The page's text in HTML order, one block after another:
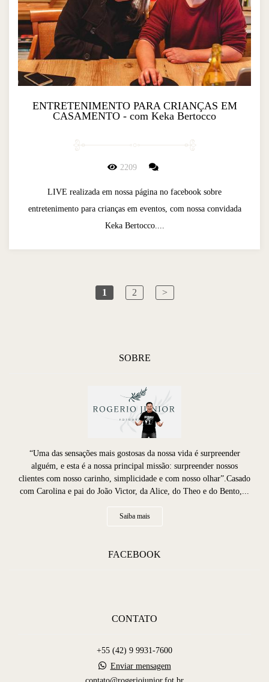
ENTRETENIMENTO PARA CRIANÇAS EM
CASAMENTO - com Keka Bertocco
2209
LIVE realizada em nossa página no facebook sobre
entretenimento para crianças em eventos, com nossa convidada
Keka Bertocco....
1 2 >
SOBRE
“Uma das sensações mais gostosas da nossa vida é surpreender
alguém, e esta é a nossa principal missão: surpreender nossos
clientes com nosso carinho, simplicidade e com nosso olhar”.Casado
com Carolina e pai do João Victor, da Alice, do Theo e do Bento,...
Saiba mais
FACEBOOK
CONTATO
+55 (42) 9 9931-7600
Enviar mensagem